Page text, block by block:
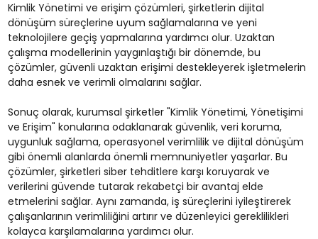
Kimlik Yönetimi ve erişim çözümleri, şirketlerin dijital
dönüşüm süreçlerine uyum sağlamalarına ve yeni
teknolojilere geçiş yapmalarına yardımcı olur. Uzaktan
çalışma modellerinin yaygınlaştığı bir dönemde, bu
çözümler, güvenli uzaktan erişimi destekleyerek işletmelerin
daha esnek ve verimli olmalarını sağlar.
Sonuç olarak, kurumsal şirketler "Kimlik Yönetimi, Yönetişimi
ve Erişim" konularına odaklanarak güvenlik, veri koruma,
uygunluk sağlama, operasyonel verimlilik ve dijital dönüşüm
gibi önemli alanlarda önemli memnuniyetler yaşarlar. Bu
çözümler, şirketleri siber tehditlere karşı koruyarak ve
verilerini güvende tutarak rekabetçi bir avantaj elde
etmelerini sağlar. Aynı zamanda, iş süreçlerini iyileştirerek
çalışanlarının verimliliğini artırır ve düzenleyici gereklilikleri
kolayca karşılamalarına yardımcı olur.